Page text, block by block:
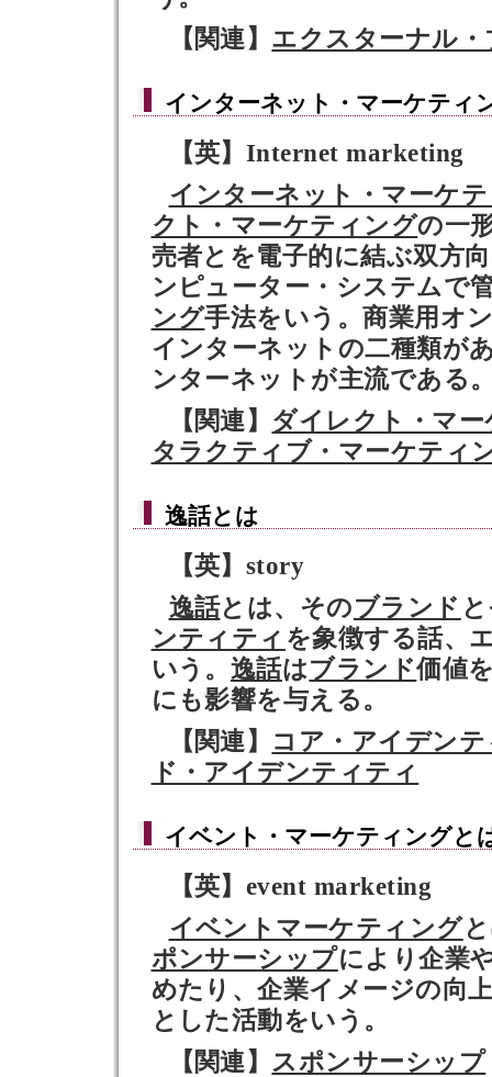
【関連】 エクスターナル
インターネット・マーケティ
【英】Internet marketing
インターネット・マーケ
クト・マーケティングの一
売者とを電子的に結ぶ双方
ンピューター・システムで
ング手法をいう。商業用オ
インターネットの二種類が
ンターネットが主流である
【関連】 ダイレクト・マ
タラクティブ・マーケティ
逸話とは
【英】story
逸話とは、そのブランド
ンティティ を象徴する話、
いう。 逸話はブランド価値
にも影響を与える。
【関連】
コア・アイデン
ド・アイデンティティ
イベント・マーケティングと
【英】event marketing
イベントマーケティング
ポンサーシップにより企業
めたり、企業イメージの向
とした活動をいう。
【関連】 スポンサーシップ